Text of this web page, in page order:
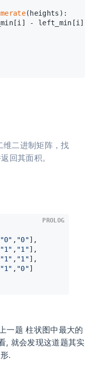
(heights):
- left_min[i] -
二进制矩阵，找
回其面积。
"0" , "0"],
"1" , "1"],
"1" , "1"],
"1" , "0"]
PROLOG
一题 柱状图中最大的
, 就会发现这道题其实
.